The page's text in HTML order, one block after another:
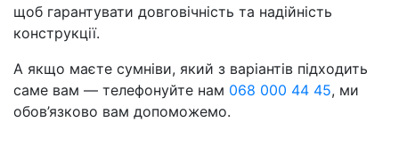
щоб гарантувати довговічність та надійність
конструкції.
А якщо маєте сумніви, який з варіантів підходить
саме вам — телефонуйте нам 068 000 44 45, ми
обов’язково вам допоможемо.